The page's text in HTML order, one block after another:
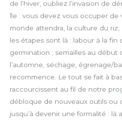
de l’hiver, oubliez l’invasion de
île : vous devez vous occuper de
monde attendra, la culture du riz,
les étapes sont là : labour à la fin
germination ; semailles au début
l’automne, séchage, égrenage/
recommence. Le tout se fait à
raccourcissent au fil de notre
débloque de nouveaux outils ou
jusqu’à devenir une formalité : là